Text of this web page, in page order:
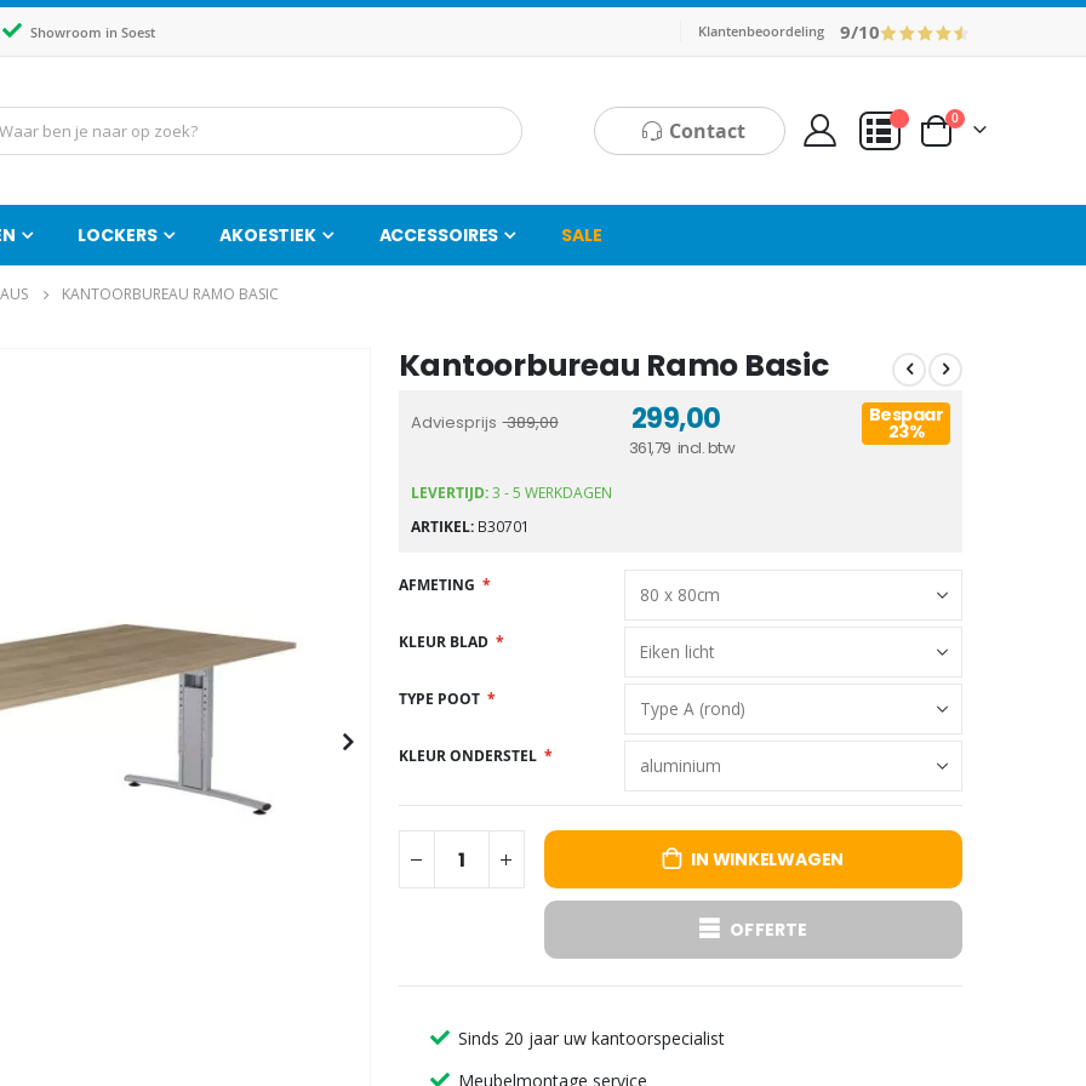
Showroom in Soest Klantenbeoordeling 9/10
Contact Cart
0producten
LOCKERS AKOESTIEK ACCESSOIRES SALE
KANTOORBUREAU RAMO BASIC
afbeeldingen-
Kantoorbureau Ramo Basic
Adviesprijs 389,00
361,79
299,00 Bespaar
23%
LEVERTIJD:3 - 5 WERKDAGEN
ARTIKEL B30701
AFMETING
KLEUR BLAD
TYPE POOT
KLEUR ONDERSTEL
IN WINKELWAGEN
OFFERTE
Sinds 20 jaar uw kantoorspecialist
Meubelmontage service